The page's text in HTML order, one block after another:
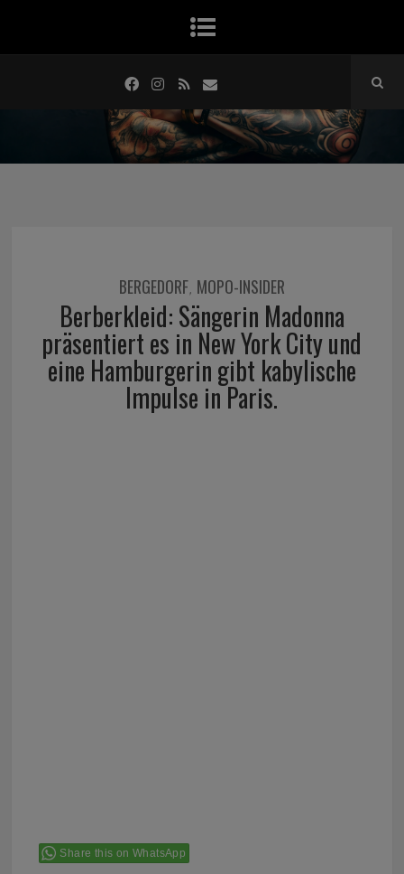
BERGEDORF, MOPO-INSIDER
Berberkleid: Sängerin Madonna
präsentiert es in New York City und
eine Hamburgerin gibt kabylische
Impulse in Paris.
Share this on WhatsApp